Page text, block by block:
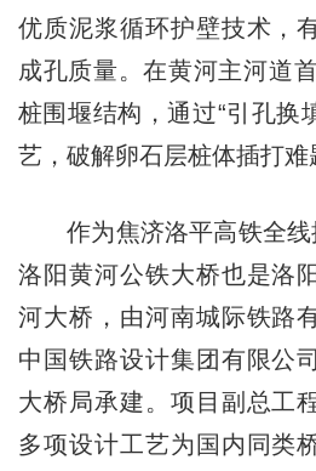
优质泥浆循环护壁技术，
成孔质量。在黄河主河道
桩围堰结构，通过“引孔换
艺，破解卵石层桩体插打难
作为焦济洛平高铁全线
洛阳黄河公铁大桥也是洛
河大桥，由河南城际铁路
中国铁路设计集团有限公
大桥局承建。项目副总工
多项设计工艺为国内同类